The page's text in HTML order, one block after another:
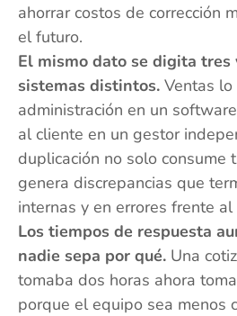
ahorrar costos de corrección
el futuro.
El mismo dato se digita tres
sistemas distintos. Ventas lo
administración en un
al cliente en un gestor
duplicación no solo consume
genera discrepancias que
internas y en errores frente al
Los tiempos de respuesta
nadie sepa por qué. Una
tomaba dos horas ahora
porque el equipo sea menos